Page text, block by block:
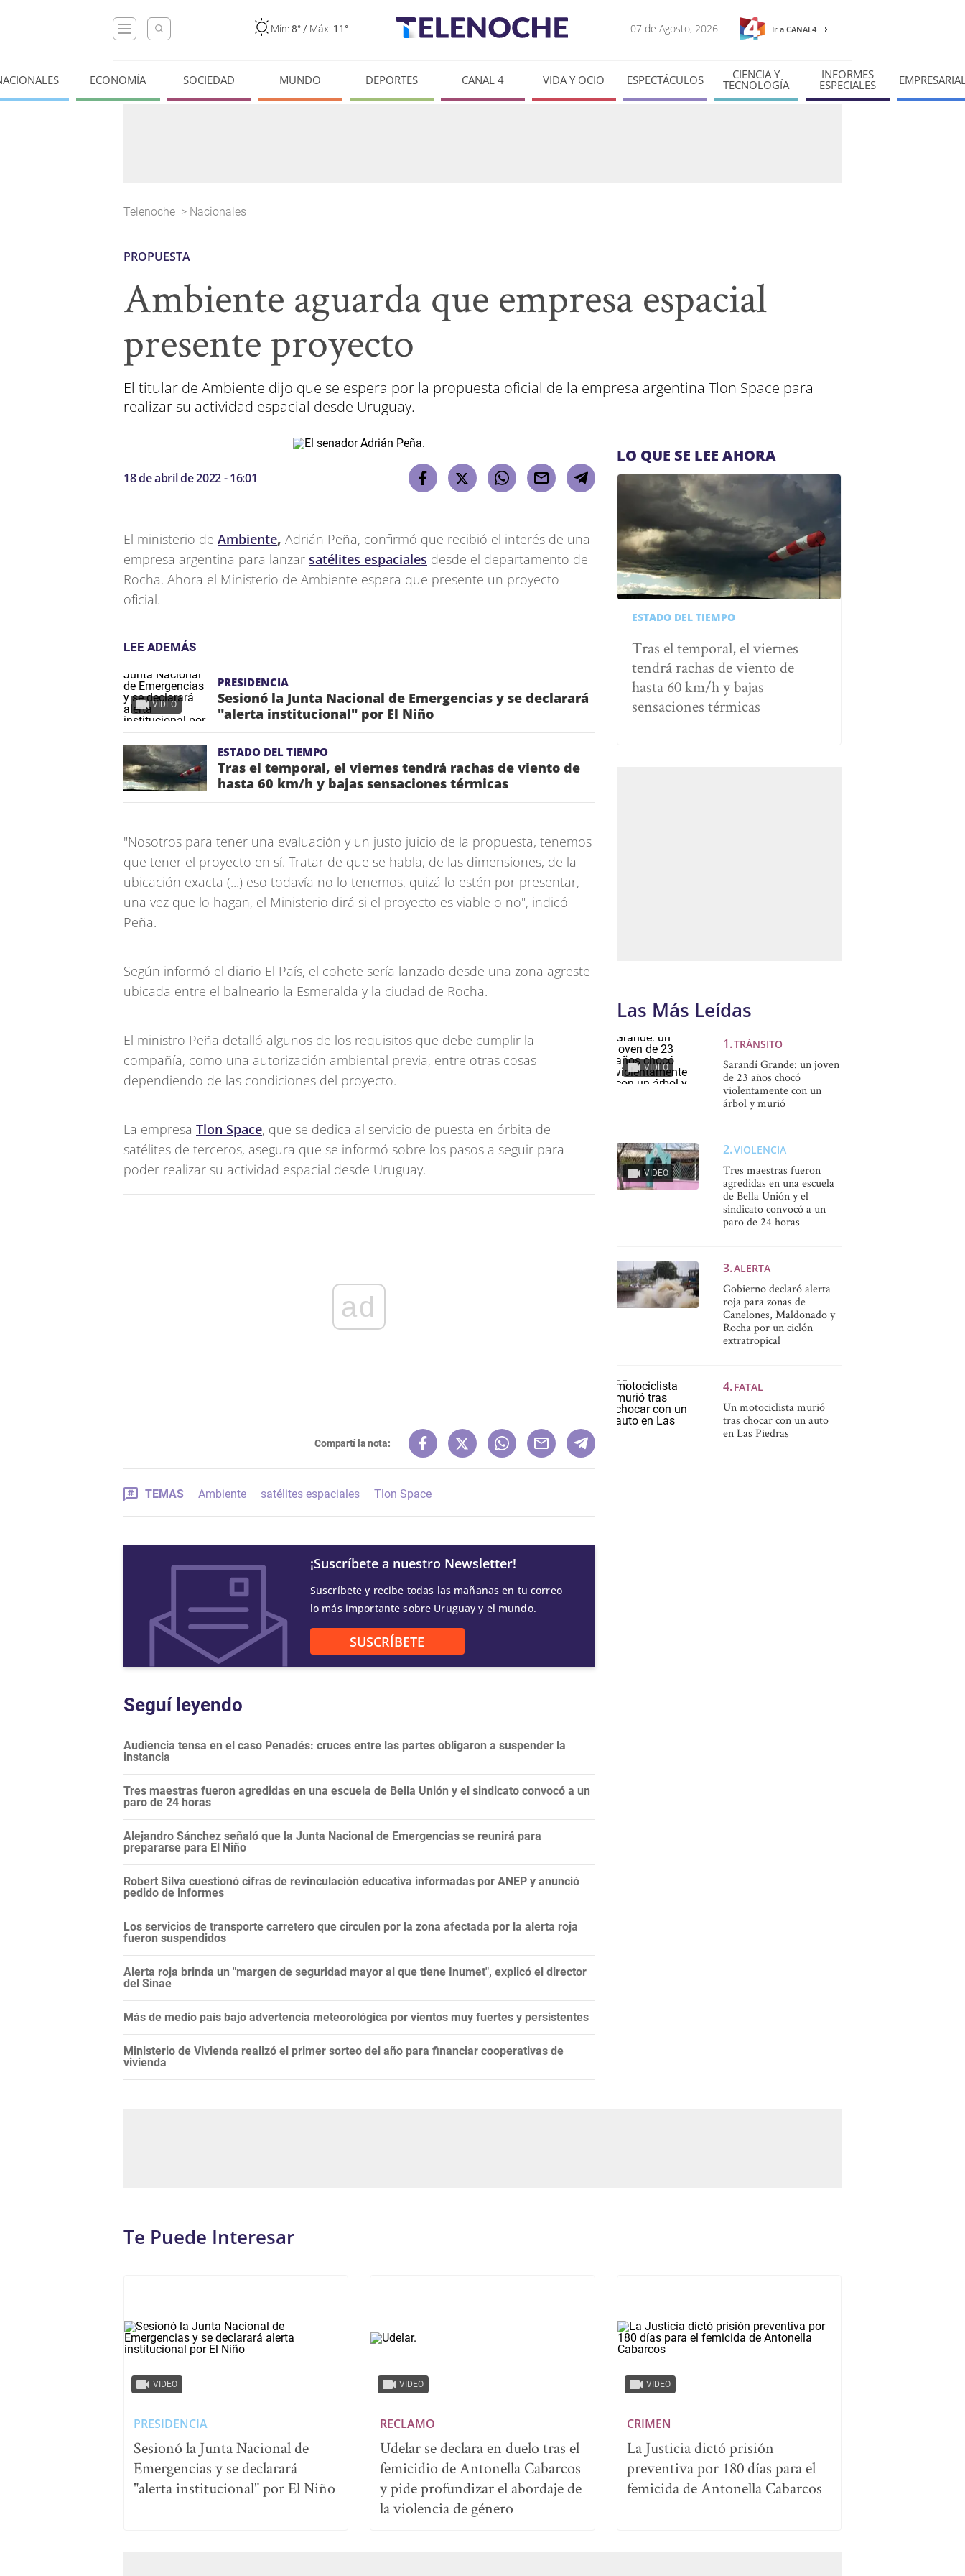
Mín: 8° / Máx: 11° 07 de Agosto, 2026 Ir a CANAL4
ECONOMÍA SOCIEDAD MUNDO DEPORTES CANAL 4 VIDA Y OCIO ESPECTÁCULOS CIENCIA Y
TECNOLOGÍA
INFORMES
ESPECIALES
Telenoche > Nacionales
PROPUESTA
Ambiente aguarda que empresa espacial
presente proyecto
El titular de Ambiente dijo que se espera por la propuesta oficial de la empresa argentina Tlon Space para
realizar su actividad espacial desde Uruguay.
18 de abril de 2022 - 16:01
El ministerio de Ambiente, Adrián Peña, confirmó que recibió el interés de una
empresa argentina para lanzar satélites espaciales desde el departamento de
Rocha. Ahora el Ministerio de Ambiente espera que presente un proyecto
oficial.
LEE ADEMÁS
VIDEO
PRESIDENCIA
Sesionó la Junta Nacional de Emergencias y se declarará
"alerta institucional" por El Niño
ESTADO DEL TIEMPO
Tras el temporal, el viernes tendrá rachas de viento de
hasta 60 km/h y bajas sensaciones térmicas
"Nosotros para tener una evaluación y un justo juicio de la propuesta, tenemos
que tener el proyecto en sí. Tratar de que se habla, de las dimensiones, de la
ubicación exacta (...) eso todavía no lo tenemos, quizá lo estén por presentar,
una vez que lo hagan, el Ministerio dirá si el proyecto es viable o no", indicó
Peña.
Según informó el diario El País, el cohete sería lanzado desde una zona agreste
ubicada entre el balneario la Esmeralda y la ciudad de Rocha.
El ministro Peña detalló algunos de los requisitos que debe cumplir la
compañía, como una autorización ambiental previa, entre otras cosas
dependiendo de las condiciones del proyecto.
La empresa Tlon Space, que se dedica al servicio de puesta en órbita de
satélites de terceros, asegura que se informó sobre los pasos a seguir para
poder realizar su actividad espacial desde Uruguay.
ad
Compartí la nota:
TEMAS Ambiente satélites espaciales Tlon Space
¡Suscríbete a nuestro Newsletter!
Suscríbete y recibe todas las mañanas en tu correo
lo más importante sobre Uruguay y el mundo.
SUSCRÍBETE
Seguí leyendo
Audiencia tensa en el caso Penadés: cruces entre las partes obligaron a suspender la
instancia
Tres maestras fueron agredidas en una escuela de Bella Unión y el sindicato convocó a un
paro de 24 horas
Alejandro Sánchez señaló que la Junta Nacional de Emergencias se reunirá para
prepararse para El Niño
Robert Silva cuestionó cifras de revinculación educativa informadas por ANEP y anunció
pedido de informes
Los servicios de transporte carretero que circulen por la zona afectada por la alerta roja
fueron suspendidos
Alerta roja brinda un "margen de seguridad mayor al que tiene Inumet", explicó el director
del Sinae
Más de medio país bajo advertencia meteorológica por vientos muy fuertes y persistentes
Ministerio de Vivienda realizó el primer sorteo del año para financiar cooperativas de
vivienda
LO QUE SE LEE AHORA
ESTADO DEL TIEMPO
Tras el temporal, el viernes
tendrá rachas de viento de
hasta 60 km/h y bajas
sensaciones térmicas
Las Más Leídas
VIDEO
TRÁNSITO
Sarandí Grande: un joven
de 23 años chocó
violentamente con un
árbol y murió
VIDEO
VIOLENCIA
Tres maestras fueron
agredidas en una escuela
de Bella Unión y el
sindicato convocó a un
paro de 24 horas
ALERTA
Gobierno declaró alerta
roja para zonas de
Canelones, Maldonado y
Rocha por un ciclón
extratropical
FATAL
Un motociclista murió
tras chocar con un auto
en Las Piedras
Te Puede Interesar
VIDEO
PRESIDENCIA
Sesionó la Junta Nacional de
Emergencias y se declarará
"alerta institucional" por El Niño
VIDEO
RECLAMO
Udelar se declara en duelo tras el
femicidio de Antonella Cabarcos
y pide profundizar el abordaje de
la violencia de género
VIDEO
CRIMEN
La Justicia dictó prisión
preventiva por 180 días para el
femicida de Antonella Cabarcos